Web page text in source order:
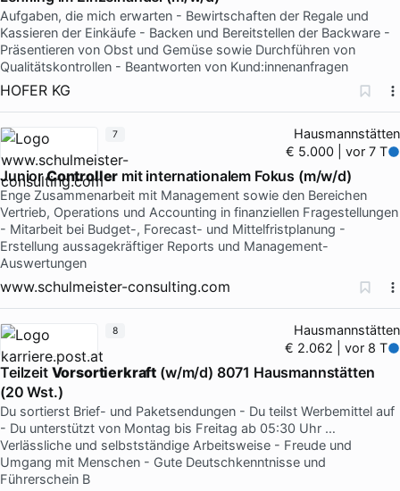
Aufgaben, die mich erwarten - Bewirtschaften der Regale und
Kassieren der Einkäufe - Backen und Bereitstellen der Backware -
Präsentieren von Obst und Gemüse sowie Durchführen von
Qualitätskontrollen - Beantworten von Kund:innenanfragen
HOFER KG
Hausmannstätten
€ 5.000 | vor 7 T
JuniorController mit internationalem Fokus (m/w/d)
Enge Zusammenarbeit mit Management sowie den Bereichen
Vertrieb, Operations und Accounting in finanziellen Fragestellungen
- Mitarbeit bei Budget-, Forecast- und Mittelfristplanung -
Erstellung aussagekräftiger Reports und Management-
Auswertungen
www.schulmeister-consulting.com
7
Hausmannstätten
€ 2.062 | vor 8 T
Teilzeit Vorsortierkraft (w/m/d) 8071 Hausmannstätten
(20 Wst.)
Du sortierst Brief- und Paketsendungen - Du teilst Werbemittel auf
- Du unterstützt von Montag bis Freitag ab 05:30 Uhr …
Verlässliche und selbstständige Arbeitsweise - Freude und
Umgang mit Menschen - Gute Deutschkenntnisse und
Führerschein B
8